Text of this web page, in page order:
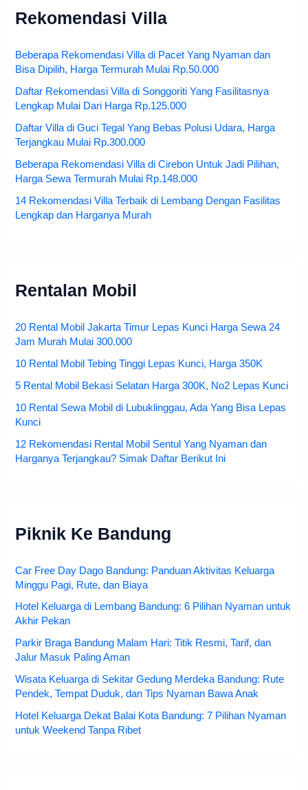
Rekomendasi Villa
Beberapa Rekomendasi Villa di Pacet Yang Nyaman dan
Bisa Dipilih, Harga Termurah Mulai Rp.50.000
Daftar Rekomendasi Villa di Songgoriti Yang Fasilitasnya
Lengkap Mulai Dari Harga Rp.125.000
Daftar Villa di Guci Tegal Yang Bebas Polusi Udara, Harga
Terjangkau Mulai Rp.300.000
Beberapa Rekomendasi Villa di Cirebon Untuk Jadi Pilihan,
Harga Sewa Termurah Mulai Rp.148.000
14 Rekomendasi Villa Terbaik di Lembang Dengan Fasilitas
Lengkap dan Harganya Murah
Rentalan Mobil
20 Rental Mobil Jakarta Timur Lepas Kunci Harga Sewa 24
Jam Murah Mulai 300.000
10 Rental Mobil Tebing Tinggi Lepas Kunci, Harga 350K
5 Rental Mobil Bekasi Selatan Harga 300K, No2 Lepas Kunci
10 Rental Sewa Mobil di Lubuklinggau, Ada Yang Bisa Lepas
Kunci
12 Rekomendasi Rental Mobil Sentul Yang Nyaman dan
Harganya Terjangkau? Simak Daftar Berikut Ini
Piknik Ke Bandung
Car Free Day Dago Bandung: Panduan Aktivitas Keluarga
Minggu Pagi, Rute, dan Biaya
Hotel Keluarga di Lembang Bandung: 6 Pilihan Nyaman untuk
Akhir Pekan
Parkir Braga Bandung Malam Hari: Titik Resmi, Tarif, dan
Jalur Masuk Paling Aman
Wisata Keluarga di Sekitar Gedung Merdeka Bandung: Rute
Pendek, Tempat Duduk, dan Tips Nyaman Bawa Anak
Hotel Keluarga Dekat Balai Kota Bandung: 7 Pilihan Nyaman
untuk Weekend Tanpa Ribet